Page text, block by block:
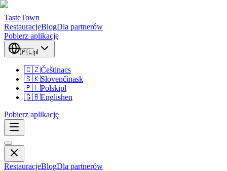
TasteTown
RestauracjeBlogDla partnerów
Pobierz aplikację
🇵🇱pl
🇨🇿Češtinacs
🇸🇰Slovenčinask
🇵🇱Polskipl
🇬🇧Englishen
Pobierz aplikację
RestauracjeBlogDla partnerów